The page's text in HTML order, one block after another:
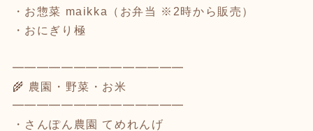
・お惣菜 maikka（お弁当 ※2時から販売）
・おにぎり極
━━━━━━━━━━━━━━
🌾 農園・野菜・お米
━━━━━━━━━━━━━━
・さんぽん農園 てめれんげ